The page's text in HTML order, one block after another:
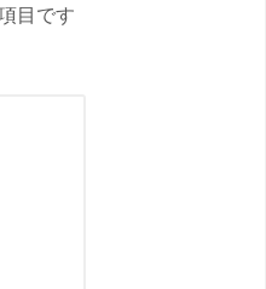
目です